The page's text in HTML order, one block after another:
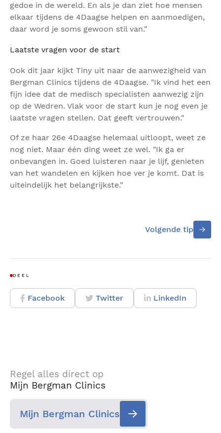
gedoe in de wereld. En als je dan ziet hoe mensen
elkaar tijdens de 4Daagse helpen en aanmoedigen,
daar word je soms gewoon stil van."
Laatste vragen voor de start
Ook dit jaar kijkt Tiny uit naar de aanwezigheid van
Bergman Clinics tijdens de 4Daagse. "Ik vind het een
fijn idee dat de medisch specialisten aanwezig zijn
op de Wedren. Vlak voor de start kun je nog even je
laatste vragen stellen. Dat geeft vertrouwen."
Of ze haar 26e 4Daagse helemaal uitloopt, weet ze
nog niet. Maar één ding weet ze wel. "Ik ga er
onbevangen in. Goed luisteren naar je lijf, genieten
van het wandelen en kijken hoe ver je komt. Dat is
uiteindelijk het belangrijkste."
Volgende tip
DEEL
Facebook Twitter LinkedIn
Regel alles direct op
Mijn Bergman Clinics
Mijn Bergman Clinics